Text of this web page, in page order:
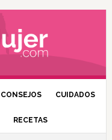
CONSEJOS CUIDADOS
RECETAS